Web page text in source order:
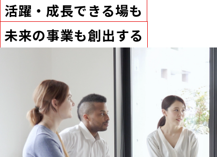
活躍・成長できる場も
未来の事業も創出する